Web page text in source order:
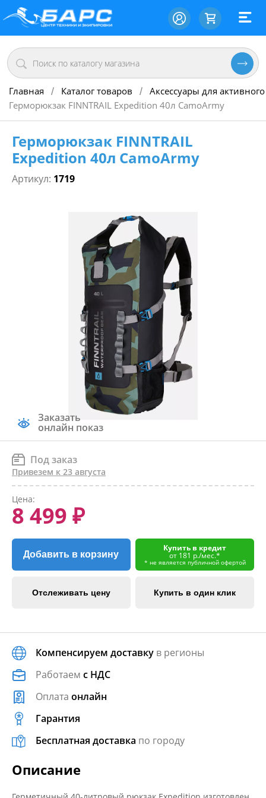
Главная / Каталог товаров / Аксессуары для
Герморюкзак FINNTRAIL Expedition 40л СamoArmy
Герморюкзак FINNTRAIL
Expedition 40л СamoArmy
Артикул: 1719
Заказать
онлайн показ
Под заказ
Привезем к 23 августа
Цена:
8 499 ₽
Добавить в корзину
Купить в кредит
от 181 р./мес.*
* не является публичной офертой
Отслеживать цену Купить в один клик
Компенсируем доставку в регионы
Работаем с НДС
Оплата онлайн
Гарантия
Бесплатная доставка по городу
Описание